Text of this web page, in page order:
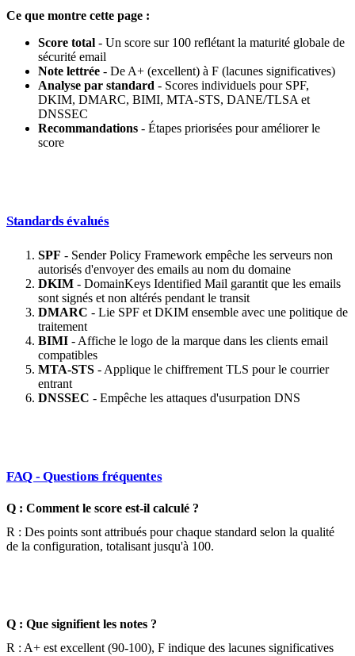
Ce que montre cette page :
Score total - Un score sur 100 reflétant la maturité globale de
sécurité email
Note lettrée - De A+ (excellent) à F (lacunes significatives)
Analyse par standard - Scores individuels pour SPF,
DKIM, DMARC, BIMI, MTA-STS, DANE/TLSA et
DNSSEC
Recommandations - Étapes priorisées pour améliorer le
score
Standards évalués
SPF - Sender Policy Framework empêche les serveurs non
autorisés d'envoyer des emails au nom du domaine
DKIM - DomainKeys Identified Mail garantit que les emails
sont signés et non altérés pendant le transit
DMARC - Lie SPF et DKIM ensemble avec une politique de
traitement
BIMI - Affiche le logo de la marque dans les clients email
compatibles
MTA-STS - Applique le chiffrement TLS pour le courrier
entrant
DNSSEC - Empêche les attaques d'usurpation DNS
FAQ - Questions fréquentes
Q : Comment le score est-il calculé ?
R : Des points sont attribués pour chaque standard selon la qualité
de la configuration, totalisant jusqu'à 100.
Q : Que signifient les notes ?
R : A+ est excellent (90-100), F indique des lacunes significatives